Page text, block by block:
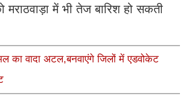
में भी तेज बारिश हो सकती
का वादा अटल,बनवाएंगे जिलों में एडवोकेट